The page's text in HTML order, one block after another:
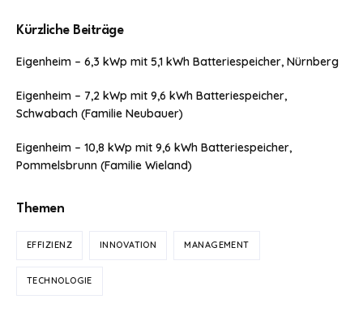
Kürzliche Beiträge
Eigenheim – 6,3 kWp mit 5,1 kWh Batteriespeicher, Nürnberg
Eigenheim – 7,2 kWp mit 9,6 kWh Batteriespeicher,
Schwabach (Familie Neubauer)
Eigenheim – 10,8 kWp mit 9,6 kWh Batteriespeicher,
Pommelsbrunn (Familie Wieland)
Themen
EFFIZIENZ INNOVATION MANAGEMENT
TECHNOLOGIE